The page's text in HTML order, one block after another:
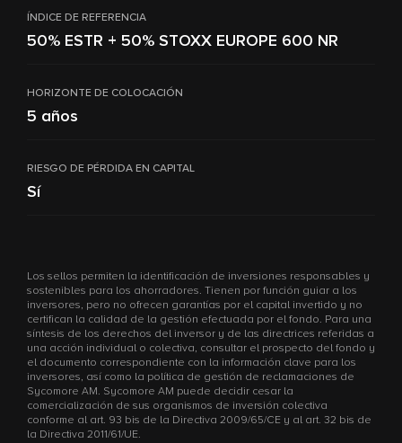
ÍNDICE DE REFERENCIA
50% ESTR + 50% STOXX EUROPE 600 NR
HORIZONTE DE COLOCACIÓN
5 años
RIESGO DE PÉRDIDA EN CAPITAL
Sí
Los sellos permiten la identificación de inversiones responsables y
sostenibles para los ahorradores. Tienen por función guiar a los
inversores, pero no ofrecen garantías por el capital invertido y no
certifican la calidad de la gestión efectuada por el fondo. Para una
síntesis de los derechos del inversor y de las directrices referidas a
una acción individual o colectiva, consultar el prospecto del fondo y
el documento correspondiente con la información clave para los
inversores, así como la política de gestión de reclamaciones de
Sycomore AM. Sycomore AM puede decidir cesar la
comercialización de sus organismos de inversión colectiva
conforme al art. 93 bis de la Directiva 2009/65/CE y al art. 32 bis de
la Directiva 2011/61/UE.